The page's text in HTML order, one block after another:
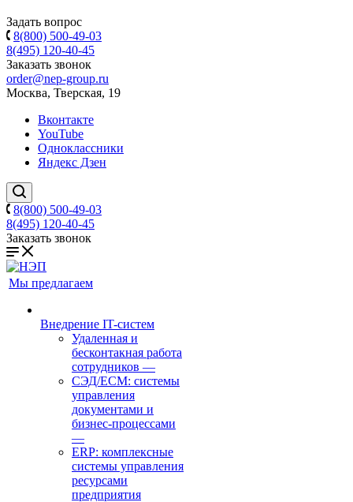
Задать вопрос
8(800) 500-49-03
8(495) 120-40-45
Заказать звонок
order@nep-group.ru
Москва, Тверская, 19
Вконтакте
YouTube
Одноклассники
Яндекс Дзен
8(800) 500-49-03
8(495) 120-40-45
Заказать звонок
Мы предлагаем
Внедрение IT-систем
Удаленная и
бесконтакная работа
сотрудников —
СЭД/ECM: системы
управления
документами и
бизнес-процессами
—
ERP: комплексные
системы управления
ресурсами
предприятия